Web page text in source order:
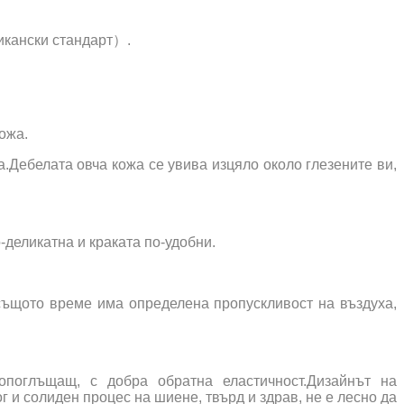
стандарт）.
овча кожа се увива изцяло около глезените ви,
и краката по-удобни.
време има определена пропускливост на въздуха,
с добра обратна еластичност.Дизайнът на
и солиден процес на шиене, твърд и здрав, не е лесно да